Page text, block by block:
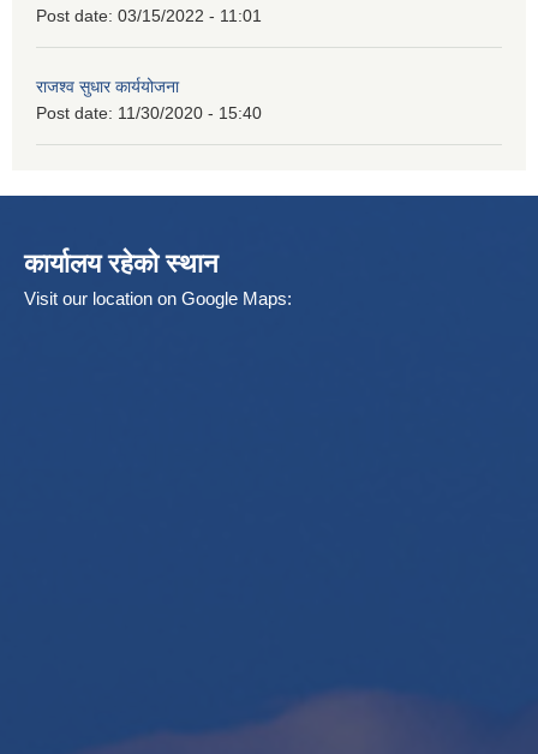
Post date: 03/15/2022 - 11:01
राजश्व सुधार कार्ययोजना
Post date: 11/30/2020 - 15:40
कार्यालय रहेको स्थान
Visit our location on Google Maps: